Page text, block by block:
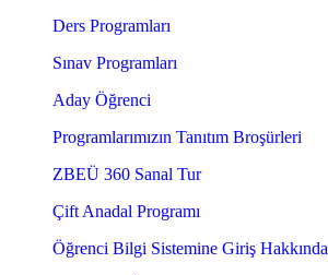
Ders Programları
Sınav Programları
Aday Öğrenci
Programlarımızın Tanıtım Broşürleri
ZBEÜ 360 Sanal Tur
Çift Anadal Programı
Öğrenci Bilgi Sistemine Giriş Hakkında